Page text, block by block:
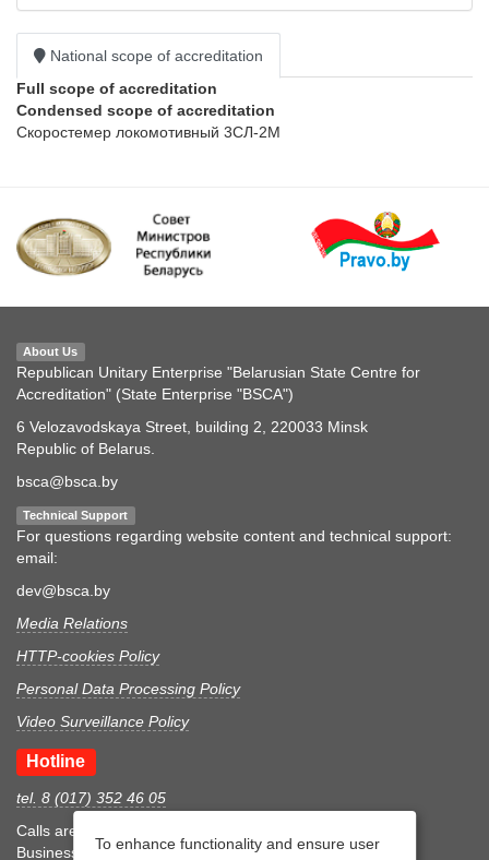
National scope of accreditation
Full scope of accreditation
Condensed scope of accreditation
Скоростемер локомотивный 3СЛ-2М
About Us
Republican Unitary Enterprise "Belarusian State Centre for
Accreditation" (State Enterprise "BSCA")
6 Velozavodskaya Street, building 2, 220033 Minsk
Republic of Belarus.
bsca@bsca.by
Technical Support
For questions regarding website content and technical support:
email:
dev@bsca.by
Media Relations
HTTP-cookies Policy
Personal Data Processing Policy
Video Surveillance Policy
Hotline
tel. 8 (017) 352 46 05
Calls are accepted during business hours
Business hoursTo enhance functionality and ensure user